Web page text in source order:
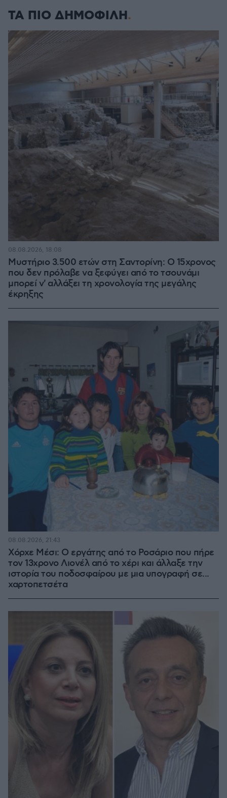
ΤΑ ΠΙΟ ΔΗΜΟΦΙΛΗ
Μυστήριο 3.500 ετών στη Σαντορίνη: Ο 15χρονος
που δεν πρόλαβε να ξεφύγει από το τσουνάμι
μπορεί ν' αλλάξει τη χρονολογία της μεγάλης
έκρηξης
08.08.2026, 18:08
Χόρχε Μέσι: Ο εργάτης από το Ροσάριο που πήρε
τον 13χρονο Λιονέλ από το χέρι και άλλαξε την
ιστορία του ποδοσφαίρου με μια υπογραφή σε...
χαρτοπετσέτα
08.08.2026, 21:43